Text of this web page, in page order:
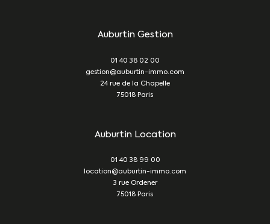
Auburtin Gestion
01 40 38 02 00
gestion@auburtin-immo.com
24 rue de la Chapelle
75018
Paris
Auburtin Location
01 40 38 99 00
location@auburtin-immo.com
3 rue Ordener
75018
Paris